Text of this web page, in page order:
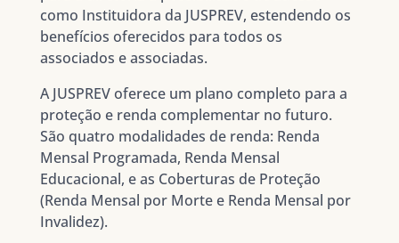
como Instituidora da JUSPREV, estendendo os
benefícios oferecidos para todos os
associados e associadas.
A JUSPREV oferece um plano completo para a
proteção e renda complementar no futuro.
São quatro modalidades de renda: Renda
Mensal Programada, Renda Mensal
Educacional, e as Coberturas de Proteção
(Renda Mensal por Morte e Renda Mensal por
Invalidez).